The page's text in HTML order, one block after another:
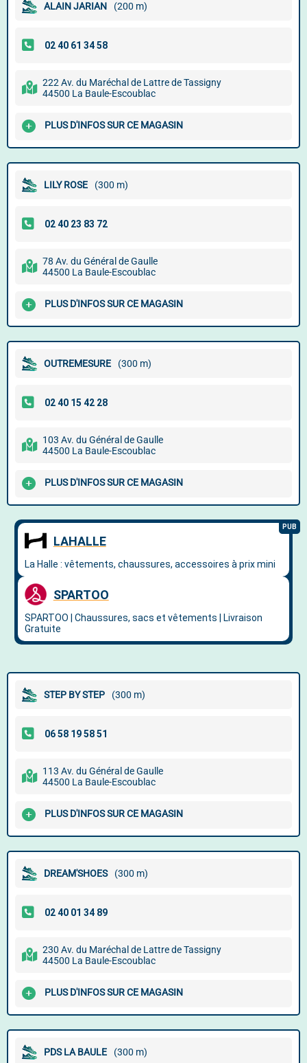
ALAIN JARIAN (200 m)
222 Av. du Maréchal de Lattre de Tassigny
44500 La Baule-Escoublac
PLUS D'INFOS SUR CE MAGASIN
LILY ROSE (300 m)
78 Av. du Général de Gaulle
44500 La Baule-Escoublac
PLUS D'INFOS SUR CE MAGASIN
OUTREMESURE (300 m)
103 Av. du Général de Gaulle
44500 La Baule-Escoublac
PLUS D'INFOS SUR CE MAGASIN
STEP BY STEP (300 m)
113 Av. du Général de Gaulle
44500 La Baule-Escoublac
PLUS D'INFOS SUR CE MAGASIN
DREAM'SHOES (300 m)
230 Av. du Maréchal de Lattre de Tassigny
44500 La Baule-Escoublac
PLUS D'INFOS SUR CE MAGASIN
PDS LA BAULE (300 m)